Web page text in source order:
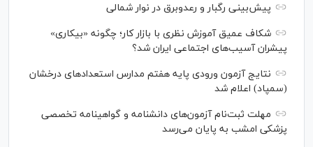
پیش‌بینی رگبار و رعدوبرق در نوار شمالی
شکاف عمیق آموزش نظری با بازار کار؛ چگونه «بیکاری»
پیشران آسیب‌های اجتماعی ایران شد؟
نتایج آزمون ورودی پایه هفتم مدارس استعدادهای درخشان
(سمپاد) اعلام شد
مهلت ثبت‌نام آزمون‌های دانشنامه و گواهینامه تخصصی
پزشکی امشب به پایان می‌رسد